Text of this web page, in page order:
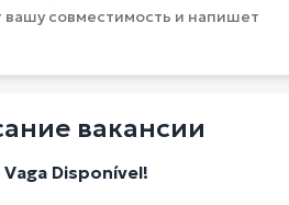
вашу совместимость и напишет
вакансии
Vaga Disponível!